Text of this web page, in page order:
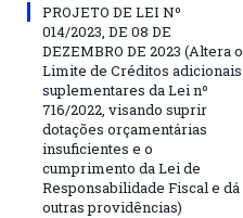
PROJETO DE LEI Nº
014/2023, DE 08 DE
DEZEMBRO DE 2023 (Altera o
Limite de Créditos adicionais
suplementares da Lei nº
716/2022, visando suprir
dotações orçamentárias
insuficientes e o
cumprimento da Lei de
Responsabilidade Fiscal e dá
outras providências)